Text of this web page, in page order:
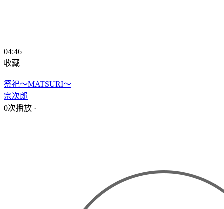
04:46
收藏
祭祀～MATSURI～
宗次郎
0次播放 ·